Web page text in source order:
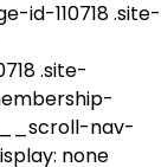
id-110718 .site-
.site-
nav-
none